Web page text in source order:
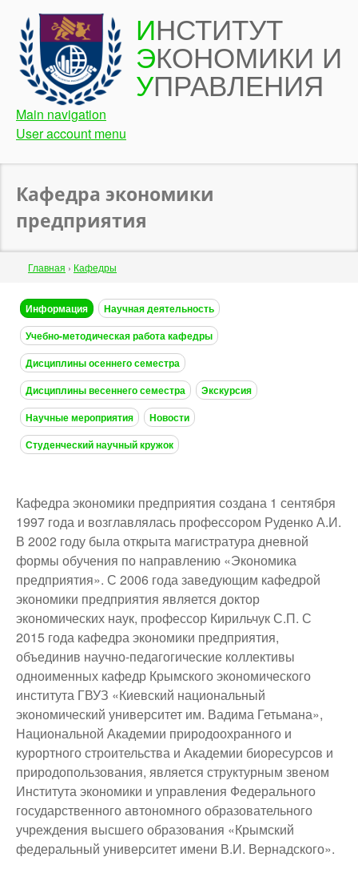
Перейти
основному
содержанию
ИНСТИТУТ
ЭКОНОМИКИ И
УПРАВЛЕНИЯ
Main navigation
User account menu
Кафедра экономики
предприятия
Строка
навигации
Главная › Кафедры
Back
to
top
Информация
Научная деятельность
Учебно-методическая работа кафедры
Дисциплины осеннего семестра
Дисциплины весеннего семестра
Экскурсия
Научные мероприятия
Новости
Студенческий научный кружок
Кафедра экономики предприятия создана 1 сентября
1997 года и возглавлялась профессором Руденко А.И.
В 2002 году была открыта магистратура дневной
формы обучения по направлению «Экономика
предприятия». С 2006 года заведующим кафедрой
экономики предприятия является доктор
экономических наук, профессор Кирильчук С.П. С
2015 года кафедра экономики предприятия,
объединив научно-педагогические коллективы
одноименных кафедр Крымского экономического
института ГВУЗ «Киевский национальный
экономический университет им. Вадима Гетьмана»,
Национальной Академии природоохранного и
курортного строительства и Академии биоресурсов и
природопользования, является структурным звеном
Института экономики и управления Федерального
государственного автономного образовательного
учреждения высшего образования «Крымский
федеральный университет имени В.И. Вернадского».